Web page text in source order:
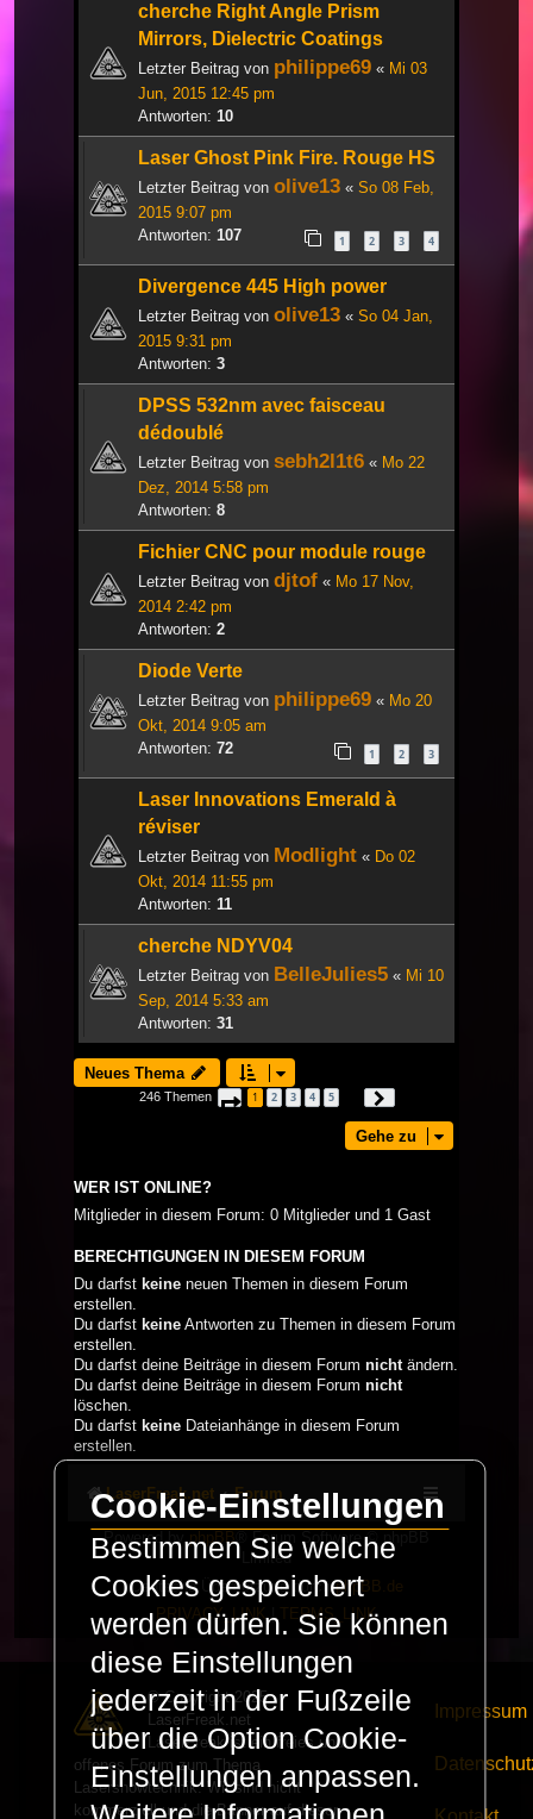
cherche Right Angle Prism
Mirrors, Dielectric Coatings
Letzter Beitrag von philippe69 « Mi 03
Jun, 2015 12:45 pm
Antworten: 10
Laser Ghost Pink Fire. Rouge HS
Letzter Beitrag von olive13 « So 08 Feb,
2015 9:07 pm
Antworten: 107 1 2 3 4
Divergence 445 High power
Letzter Beitrag von olive13 « So 04 Jan,
2015 9:31 pm
Antworten: 3
DPSS 532nm avec faisceau
dédoublé
Letzter Beitrag von sebh2l1t6 « Mo 22
Dez, 2014 5:58 pm
Antworten: 8
Fichier CNC pour module rouge
Letzter Beitrag von djtof « Mo 17 Nov,
2014 2:42 pm
Antworten: 2
Diode Verte
Letzter Beitrag von philippe69 « Mo 20
Okt, 2014 9:05 am
Antworten: 72 1 2 3
Laser Innovations Emerald à
réviser
Letzter Beitrag von Modlight « Do 02
Okt, 2014 11:55 pm
Antworten: 11
cherche NDYV04
Letzter Beitrag von BelleJulies5 « Mi 10
Sep, 2014 5:33 am
Antworten: 31
Neues Thema
246 Themen Seite 1von
1 2 3 4 5
Gehe zu
WER IST ONLINE?
Mitglieder in diesem Forum: 0 Mitglieder und 1 Gast
BERECHTIGUNGEN IN DIESEM FORUM
Du darfst keine neuen Themen in diesem Forum
erstellen.
Du darfst keine Antworten zu Themen in diesem Forum
erstellen.
Du darfst deine Beiträge in diesem Forum nichtändern.
Du darfst deine Beiträge in diesem Forum nicht
löschen.
Du darfst keine Dateianhänge in diesem Forum
erstellen.
LaserFreak.net Forum
Powered by phpBB
® Forum Software © phpBB
Limited
Deutsche Übersetzung durchphpBB.de
PRIVACY_LINK| TERMS_LINK
© Copyright 2025 -
LaserFreak.net
LaserFreak ist ein freies und
offenes Forum zum Thema
Lasershowtechnik. Wir sind nicht
kommerziell und die Banner auf dieser
Impressum
Cookie-Einstellungen
Bestimmen Sie welche
Cookies gespeichert
werden dürfen. Sie können
diese Einstellungen
jederzeit in der Fußzeile
über die Option Cookie-
Einstellungen anpassen.